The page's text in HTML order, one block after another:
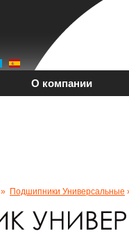
О компании
» Подшипники Универсальные